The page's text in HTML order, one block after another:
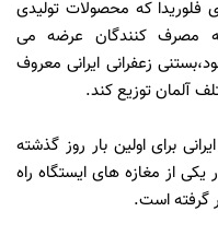
فلوریدا که محصولات تولیدی
مصرف کنندگان عرضه می
زعفرانی ایرانی معروف
آلمان توزیع کند.
برای اولین بار روز گذشته
یکی از مغازه های ایستگاه راه
گرفته است.